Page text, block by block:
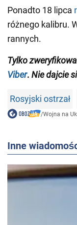
Ponadto 18 lipca
różnego kalibru.
rannych.
Tylko
Viber. Nie dajcie
Rosyjski ostrzał
/Wojna na
Inne